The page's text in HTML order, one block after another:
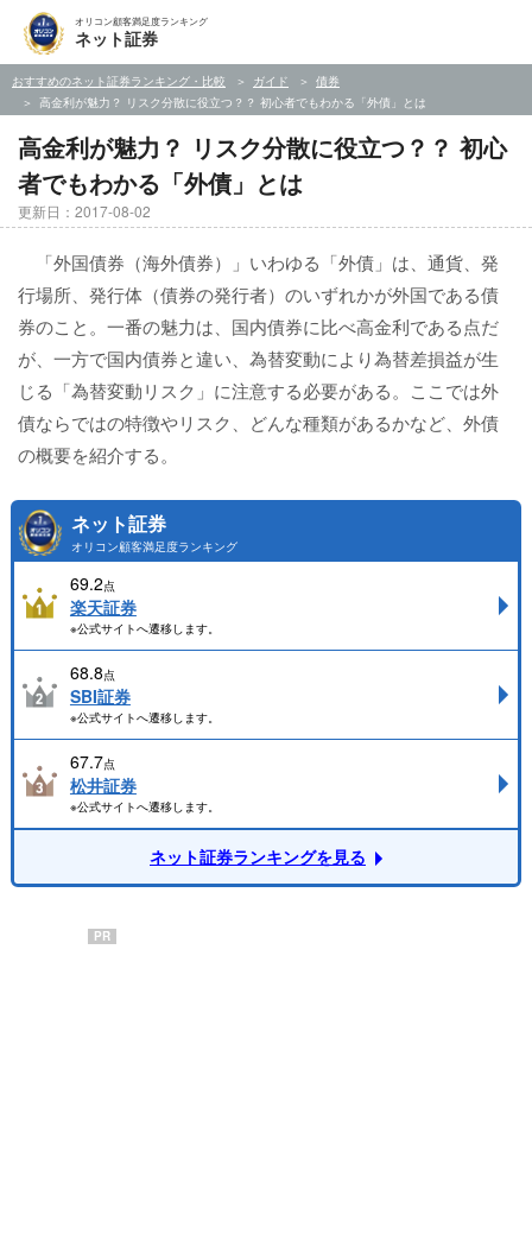
オリコン顧客満足度ランキング
ネット証券
おすすめのネット証券ランキング・比較 ガイド
債券
高金利が魅力？ リスク分散に役立つ？？ 初心者でもわかる「外債」とは
高金利が魅力？ リスク分散に役立つ？？ 初心
者でもわかる「外債」とは
更新日：2017-08-02
「外国債券（海外債券）」いわゆる「外債」は、通貨、発
行場所、発行体（債券の発行者）のいずれかが外国である債
券のこと。一番の魅力は、国内債券に比べ高金利である点だ
が、一方で国内債券と違い、為替変動により為替差損益が生
じる「為替変動リスク」に注意する必要がある。ここでは外
債ならではの特徴やリスク、どんな種類があるかなど、外債
の概要を紹介する。
ネット証券
オリコン顧客満足度ランキング
69.2点
楽天証券
※公式サイトへ遷移します。
68.8点
SBI証券
※公式サイトへ遷移します。
67.7点
松井証券
※公式サイトへ遷移します。
ネット証券ランキングを見る
PR